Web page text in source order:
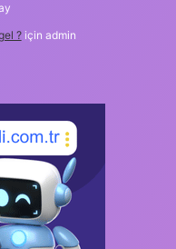
?için admin